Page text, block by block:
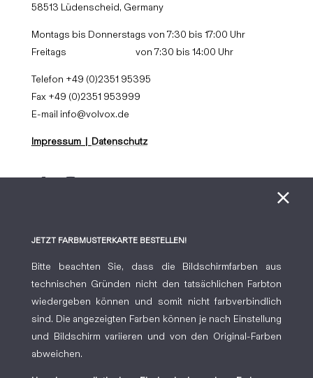
58513 Lüdenscheid, Germany
Montags bis Donnerstags von 7:30 bis 17:00 Uhr
Freitags von 7:30 bis 14:00 Uhr
Telefon +49 (0)2351 95395
Fax +49 (0)2351 953999
E-mail info@volvox.de
Impressum | Datenschutz
JETZT FARBMUSTERKARTE BESTELLEN!
Bitte beachten Sie, dass die Bildschirmfarben aus
technischen Gründen nicht den tatsächlichen Farbton
wiedergeben können und somit nicht farbverbindlich
sind. Die angezeigten Farben können je nach Einstellung
und Bildschirm variieren und von den Original-Farben
abweichen.
×